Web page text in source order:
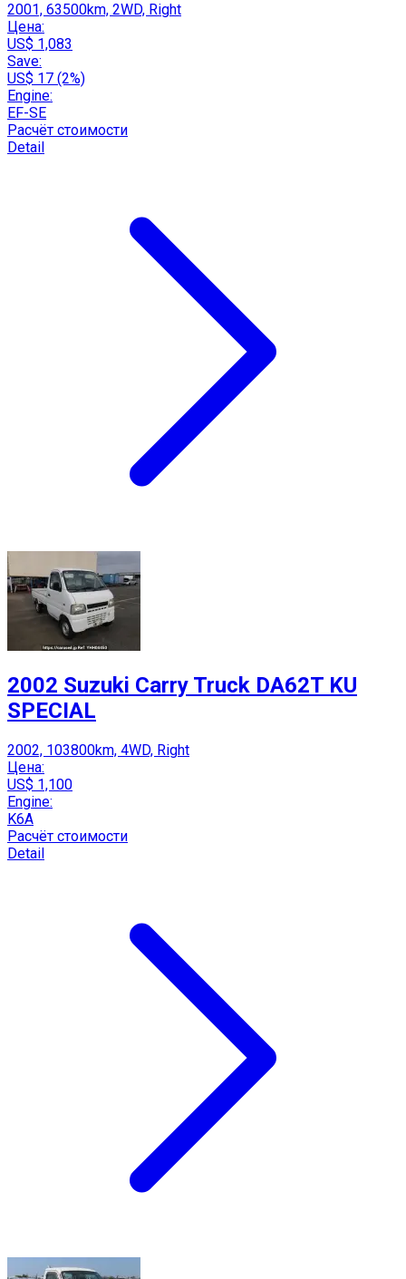
2001, 63500km, 2WD, Right
Цена:
US$ 1,083
Save:
US$ 17 (2%)
Engine:
EF-SE
Расчёт стоимости
Detail
2002 Suzuki Carry Truck DA62T KU
SPECIAL
2002, 103800km, 4WD, Right
Цена:
US$ 1,100
Engine:
K6A
Расчёт стоимости
Detail